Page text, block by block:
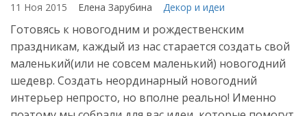
11 Ноя 2015 Елена Зарубина Декор и идеи
Готовясь к новогодним и рождественским
праздникам, каждый из нас старается создать свой
маленький(или не совсем маленький) новогодний
шедевр. Создать неординарный новогодний
интерьер непросто, но вполне реально! Именно